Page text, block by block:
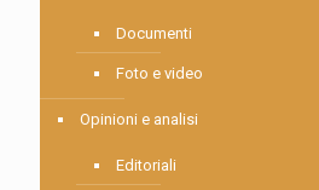
Documenti
Foto e video
Opinioni e analisi
Editoriali